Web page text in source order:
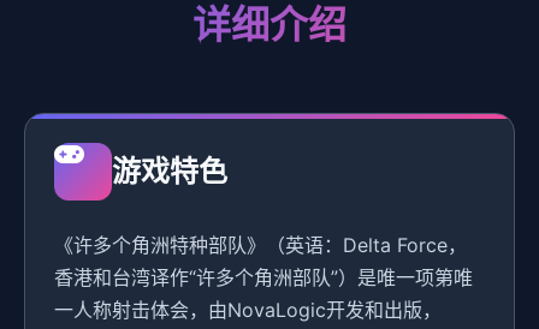
详细介绍
游戏特色
《许多个角洲特种部队》（英语：Delta Force，
香港和台湾译作“许多个角洲部队”）是唯一项第唯
一人称射击体会，由NovaLogic开发和出版，